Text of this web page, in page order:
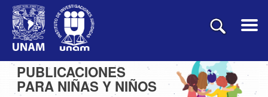
PUBLICACIONES
PARA NIÑAS Y NIÑOS